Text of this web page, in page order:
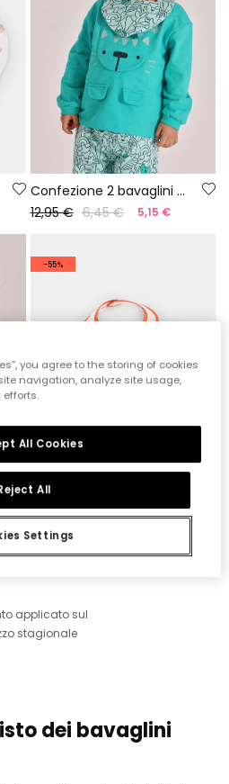
Confezione 2 bavaglini neonato in cotone stampato
12,95 € 6,45 € 5,15 €
-55%
Confezione di 2 bavaglini neonato in cotone bianco
12,95 €
applicato sul
stagionale
dei bavaglini
you agree to the storing of cookies
navigation, analyze site usage,
Settings
All
All Cookies